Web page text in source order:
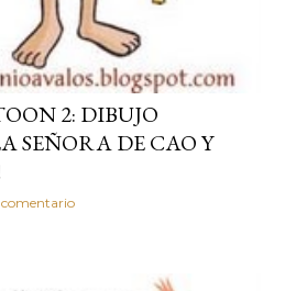
2: DIBUJO
SEÑORA DE CAO Y